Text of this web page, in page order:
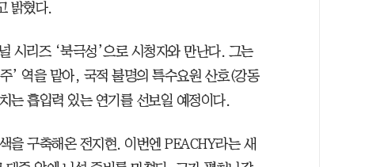
밝혔다.
시리즈 ‘북극성’으로 시청자와 만난다. 그는
’ 역을 맡아, 국적 불명의 특수요원 산호(강동
는 흡입력 있는 연기를 선보일 예정이다.
을 구축해온 전지현. 이번엔 PEACHY라는 새